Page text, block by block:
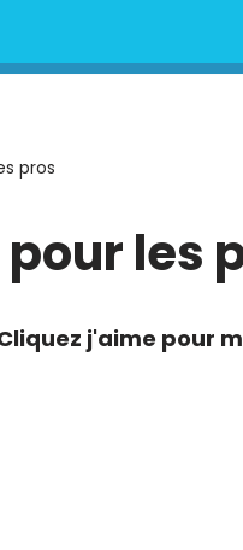
pros
les
j'aime pour